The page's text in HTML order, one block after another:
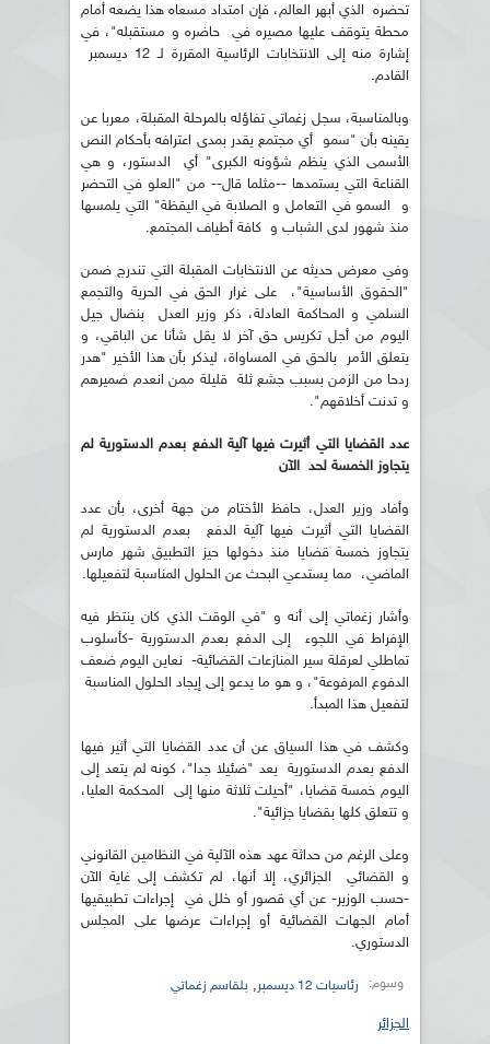
تحضره الذي أبهر العالم، فإن امتداد مسعاه هذا يضعه أمام
محطة يتوقف عليها مصيره في حاضره و مستقبله"، في
إشارة منه إلى الانتخابات الرئاسية المقررة لـ 12 ديسمبر
القادم.
وبالمناسبة، سجل زغماتي تفاؤله بالمرحلة المقبلة، معربا عن
يقينه بأن "سمو أي مجتمع يقدر بمدى اعترافه بأحكام النص
الأسمى الذي ينظم شؤونه الكبرى" أي الدستور، و هي
القناعة التي يستمدها --مثلما قال-- من "العلو في التحضر
و السمو في التعامل و الصلابة في اليقظة" التي يلمسها
منذ شهور لدى الشباب و كافة أطياف المجتمع.
وفي معرض حديثه عن الانتخابات المقبلة التي تندرج ضمن
"الحقوق الأساسية"، على غرار الحق في الحرية والتجمع
السلمي و المحاكمة العادلة، ذكر وزير العدل بنضال جيل
اليوم من أجل تكريس حق آخر لا يقل شأنا عن الباقي، و
يتعلق الأمر بالحق في المساواة، ليذكر بأن هذا الأخير "هدر
ردحا من الزمن بسبب جشع ثلة قليلة ممن انعدم ضميرهم
و تدنت أخلاقهم".
عدد القضايا التي أثيرت فيها آلية الدفع بعدم الدستورية لم
يتجاوز الخمسة لحد الآن
وأفاد وزير العدل، حافظ الأختام من جهة أخرى، بأن عدد
القضايا التي أثيرت فيها آلية الدفع بعدم الدستورية لم
يتجاوز خمسة قضايا منذ دخولها حيز التطبيق شهر مارس
الماضي، مما يستدعي البحث عن الحلول المناسبة لتفعيلها.
وأشار زغماتي إلى أنه و "في الوقت الذي كان ينتظر فيه
الإفراط في اللجوء إلى الدفع بعدم الدستورية -كأسلوب
تماطلي لعرقلة سير المنازعات القضائية- نعاين اليوم ضعف
الدفوع المرفوعة"، و هو ما يدعو إلى إيجاد الحلول المناسبة
لتفعيل هذا المبدأ.
وكشف في هذا السياق عن أن عدد القضايا التي أثير فيها
الدفع بعدم الدستورية يعد "ضئيلا جدا"، كونه لم يتعد إلى
اليوم خمسة قضايا، "أحيلت ثلاثة منها إلى المحكمة العليا،
و تتعلق كلها بقضايا جزائية".
وعلى الرغم من حداثة عهد هذه الآلية في النظامين القانوني
و القضائي الجزائري، إلا أنها، لم تكشف إلى غاية الآن
-حسب الوزير- عن أي قصور أو خلل في إجراءات تطبيقيها
أمام الجهات القضائية أو إجراءات عرضها على المجلس
الدستوري.
وسوم: رئاسيات 12 ديسمبر , بلقاسم زغماتي
الجزائر